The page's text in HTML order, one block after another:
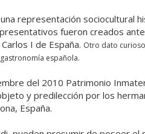
representación sociocultural
fueron creados
I de España. Otro dato
española.
del 2010 Patrimonio
y predilección por los
España.